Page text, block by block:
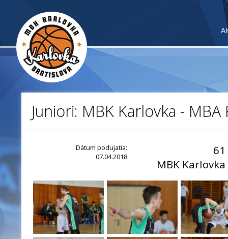
Juniori: MBK Karlovka - MBA
Dátum podujatia:
07.04.2018
61
MBK Karlovka